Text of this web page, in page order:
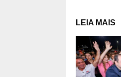
LEIA MAIS